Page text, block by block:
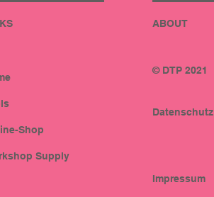
Shop
Supply
ABOUT
© DTP 2021
Datenschutz
Impressum